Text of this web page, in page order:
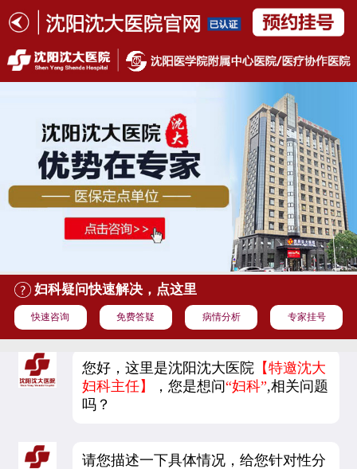
妇科疑问快速解决，点这里
快速咨询 免费答疑 病情分析 专家挂号
您好，这里是沈阳沈大医院 【特邀沈大
妇科主任】
，您是想问“妇科”,相关问题
吗？
请您描述一下具体情况，给您针对性分